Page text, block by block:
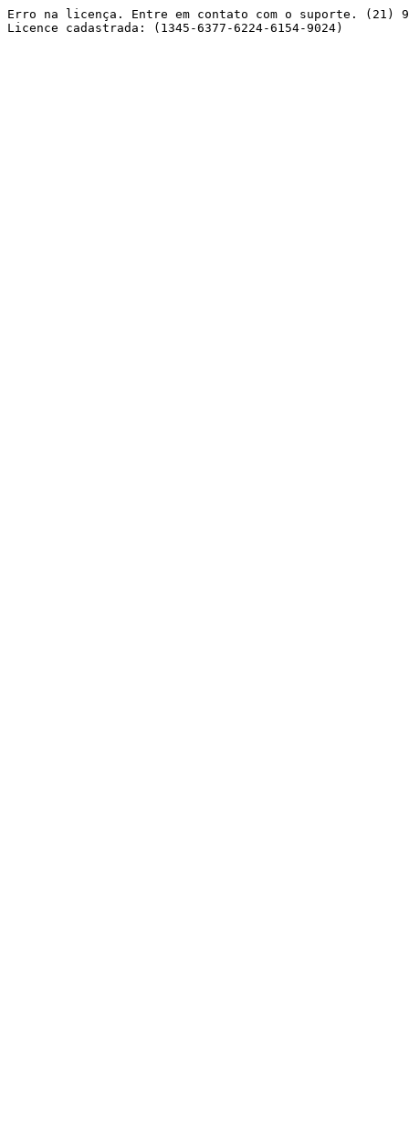
Erro na licença. Entre em contato com o suporte. (21)
Licence cadastrada: (1345-6377-6224-6154-9024)